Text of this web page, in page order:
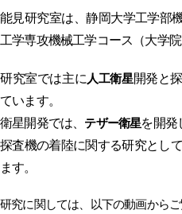
能見研究室は、静岡大学工学部
工学専攻機械工学コース（大学院
研究室では主に 人工衛星開発と
ています。
衛星開発では、 テザー衛星を開発
探査機の着陸に関する研究とし
ます。
研究に関しては、以下の動画からご